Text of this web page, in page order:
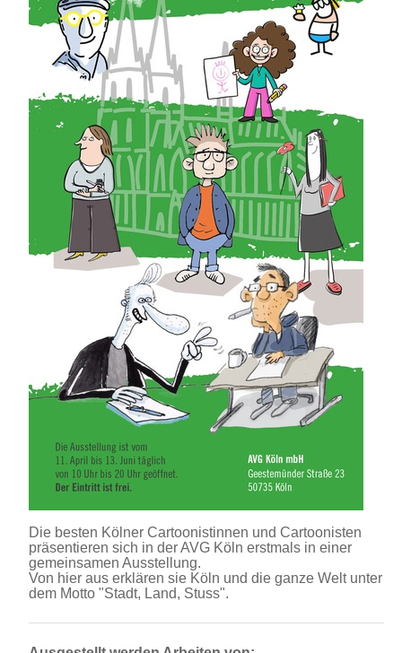
Die besten Kölner Cartoonistinnen und Cartoonisten
präsentieren sich in der AVG Köln erstmals in einer
gemeinsamen Ausstellung.
Von hier aus erklären sie Köln und die ganze Welt unter
dem Motto "Stadt, Land, Stuss".